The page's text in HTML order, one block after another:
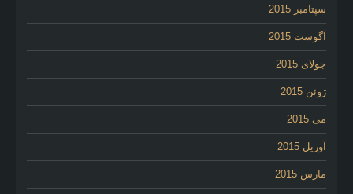
سپتامبر 2015
آگوست 2015
جولای 2015
ژوئن 2015
می 2015
آوریل 2015
مارس 2015